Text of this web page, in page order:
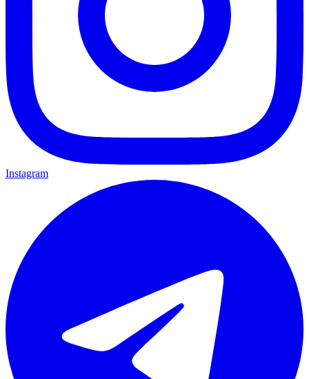
Instagram